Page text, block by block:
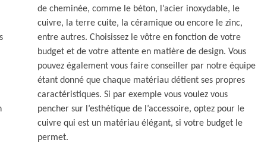
de cheminée, comme le béton, l’acier inoxydable, le
cuivre, la terre cuite, la céramique ou encore le zinc,
entre autres. Choisissez le vôtre en fonction de votre
budget et de votre attente en matière de design. Vous
pouvez également vous faire conseiller par notre équipe
étant donné que chaque matériau détient ses propres
caractéristiques. Si par exemple vous voulez vous
pencher sur l’esthétique de l’accessoire, optez pour le
cuivre qui est un matériau élégant, si votre budget le
permet.